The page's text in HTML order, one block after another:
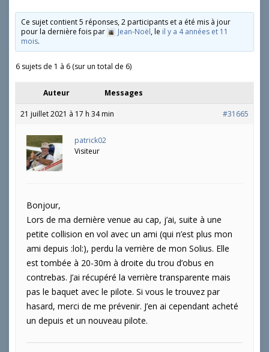
Ce sujet contient 5 réponses, 2 participants et a été mis à jour
pour la dernière fois par
Jean-Noël, le il y a 4 années et 11
mois.
6 sujets de 1 à 6 (sur un total de 6)
Auteur Messages
21 juillet 2021 à 17 h 34 min #31665
patrick02
Visiteur
Bonjour,
Lors de ma dernière venue au cap, j’ai, suite à une
petite collision en vol avec un ami (qui n’est plus mon
ami depuis :lol:), perdu la verrière de mon Solius. Elle
est tombée à 20-30m à droite du trou d’obus en
contrebas. J’ai récupéré la verrière transparente mais
pas le baquet avec le pilote. Si vous le trouvez par
hasard, merci de me prévenir. J’en ai cependant acheté
un depuis et un nouveau pilote.